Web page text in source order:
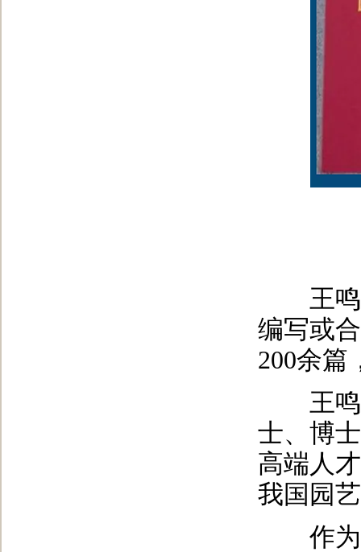
王鸣
编写或
200余篇
王鸣
士、博
高端人
我国园
作为